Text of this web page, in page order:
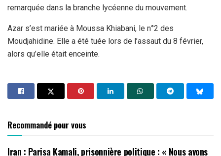
remarquée dans la branche lycéenne du mouvement.
Azar s’est mariée à Moussa Khiabani, le n°2 des
Moudjahidine. Elle a été tuée lors de l’assaut du 8 février,
alors qu’elle était enceinte.
Recommandé pour vous
Iran : Parisa Kamali, prisonnière politique : « Nous avons